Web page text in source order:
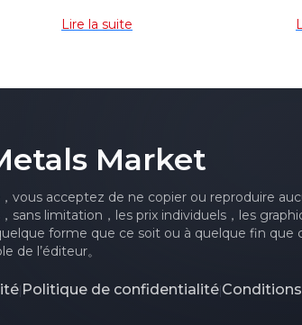
an
Lire la suite
Market
vous acceptez de ne copier ou reproduire
sans limitation，les prix individuels，les
forme que ce soit ou à quelque fin que
de l’éditeur。
| Politique de confidentialité|